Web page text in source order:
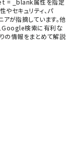
= _blank属性を指定
セキュリティ、パ
が指摘しています。他
、Google検索に有利な
の情報をまとめて解説